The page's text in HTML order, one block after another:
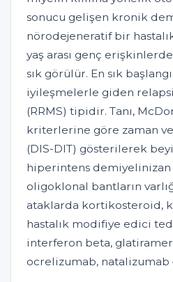
sonucu gelişen kronik
nörodejeneratif bir
yaş arası genç
sık görülür. En sık
iyileşmelerle giden
(RRMS) tipidir. Tanı,
kriterlerine göre zaman ve
(DIS-DIT) gösterilerek
hiperintens demiyelinizan
oligoklonal bantların
ataklarda kortikosteroid,
hastalık modifiye edici
interferon beta,
ocrelizumab, natalizumab